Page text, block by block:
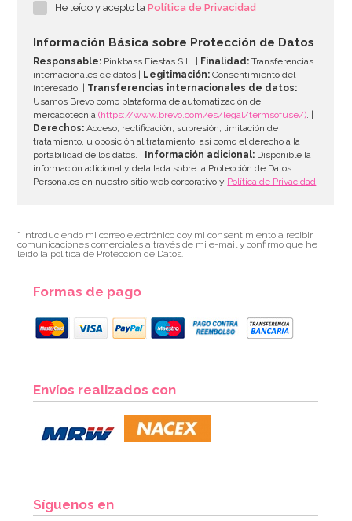
AÑADIR
14,95€ 14,95€
He leído y acepto laPolítica de Privacidad
Información Básica sobre Protección de Datos
Responsable: Pinkbass Fiestas S.L. | Finalidad: Transferencias
internacionales de datos |
Legitimación: Consentimiento del
interesado. | Transferencias internacionales de datos:
Usamos Brevo como plataforma de automatización de
mercadotecnia(https://www.brevo.com/es/legal/termsofuse/). |
Derechos: Acceso, rectificación, supresión, limitación de
tratamiento, u oposición al tratamiento, así como el derecho a la
portabilidad de los datos. |
Información adicional: Disponible la
información adicional y detallada sobre la Protección de Datos
Personales en nuestro sitio web corporativo y Política de Privacidad.
* Introduciendo mi correo electrónico doy mi consentimiento a recibir
comunicaciones comerciales a través de mi e-mail y confirmo que he
leído la política de Protección de Datos.
Formas de pago
Envíos realizados con
Síguenos en